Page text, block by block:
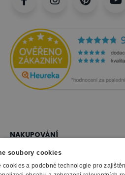
NAKUPOVÁNÍ
Vše o nákupu
Obchodní podmínky
SLUŽBY
soubory cookies
cookies a podobné technologie pro